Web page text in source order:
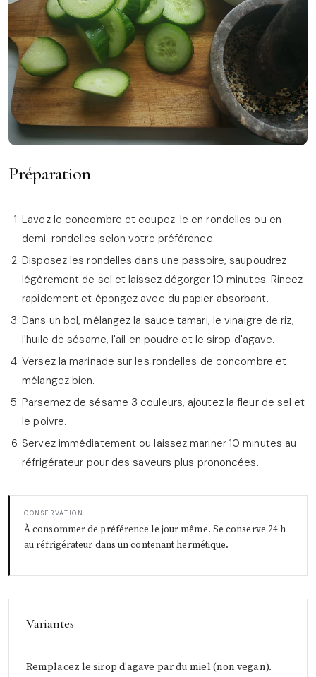
Préparation
Lavez le concombre et coupez-le en rondelles ou en
demi-rondelles selon votre préférence.
Disposez les rondelles dans une passoire, saupoudrez
légèrement de sel et laissez dégorger 10 minutes. Rincez
rapidement et épongez avec du papier absorbant.
Dans un bol, mélangez la sauce tamari, le vinaigre de riz,
l'huile de sésame, l'ail en poudre et le sirop d'agave.
Versez la marinade sur les rondelles de concombre et
mélangez bien.
Parsemez de sésame 3 couleurs, ajoutez la fleur de sel et
le poivre.
Servez immédiatement ou laissez mariner 10 minutes au
réfrigérateur pour des saveurs plus prononcées.
CONSERVATION
À consommer de préférence le jour même. Se conserve 24 h
au réfrigérateur dans un contenant hermétique.
Variantes
Remplacez le sirop d'agave par du miel (non vegan).